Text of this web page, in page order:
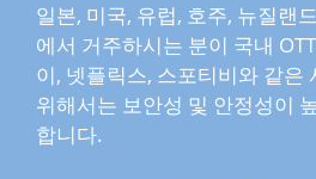
일본, 미국, 유럽, 호주, 뉴질랜
에서 거주하시는 분이 국내
이, 넷플릭스, 스포티비와 같은
위해서는 보안성 및 안정성이
합니다.